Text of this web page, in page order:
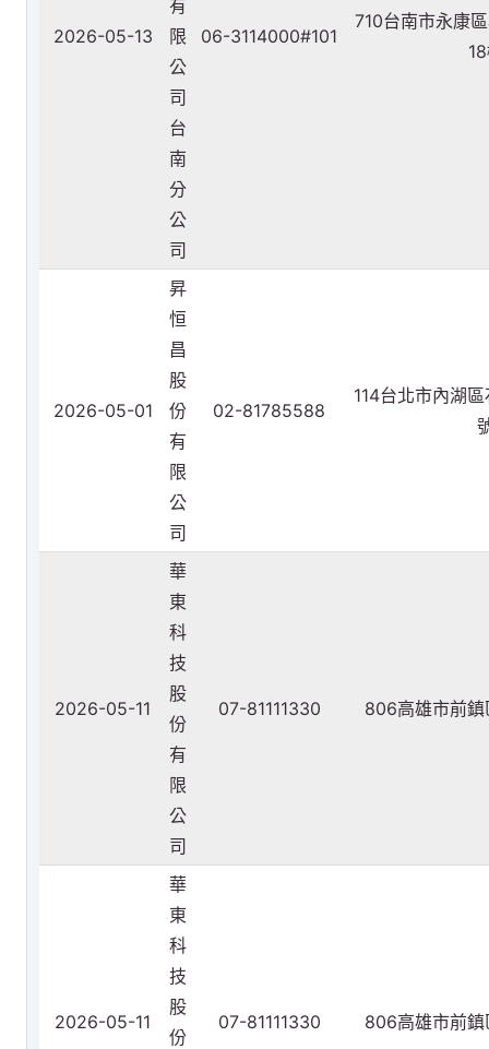
2026-05-13
有
限
公
司
台
南
分
公
司
06-3114000#101
710台南市永康
2026-05-01
昇
恒
昌
股
份
有
限
公
司
02-81785588
114台北市內湖
2026-05-11
華
東
科
技
股
份
有
限
公
司
07-81111330 806高雄市前
2026-05-11
華
東
科
技
股
份
07-81111330 806高雄市前